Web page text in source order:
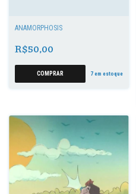
ANAMORPHOSIS
R$50,00
7em estoque